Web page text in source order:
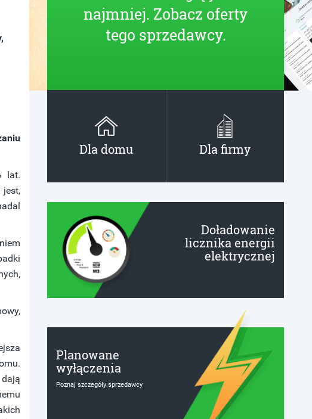
lat.
jest,
najmniej. Zobacz oferty
tego sprzedawcy.
Dla domu Dla firmy
Doładowanie
licznika energii
elektrycznej
Planowane
wyłączenia
Poznaj szczegóły sprzedawcy